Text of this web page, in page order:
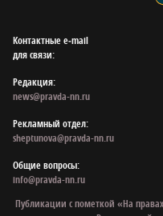
Контактные e‑mail
для связи:
Редакция:
news@pravda-nn.ru
Рекламный отдел:
sheptunova@pravda-nn.ru
Общие вопросы:
info@pravda-nn.ru
Публикации с пометкой «На